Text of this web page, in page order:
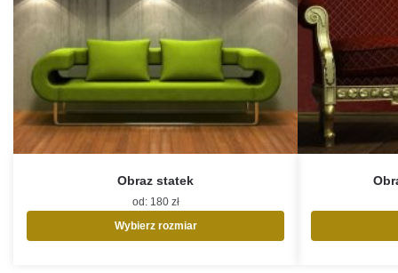
Obraz statek
od: 180 zł
Wybierz rozmiar